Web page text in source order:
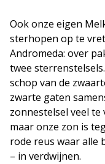
Ook onze eigen
sterhopen op te
Andromeda: over
twee
schop van de
zwarte gaten
zonnestelsel veel
maar onze zon is
rode reus waar alle
– in verdwijnen.